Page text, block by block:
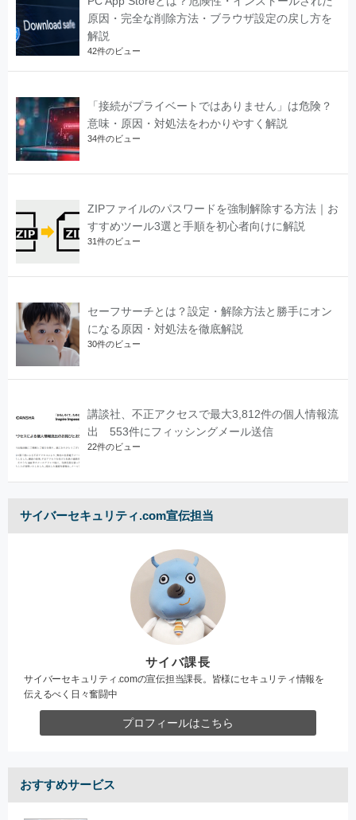
原因・完全な削除方法・ブラウザ設定の戻し方を
解説
42件のビュー
「接続がプライベートではありません」は危険？
意味・原因・対処法をわかりやすく解説
34件のビュー
ZIPファイルのパスワードを強制解除する方法｜お
すすめツール3選と手順を初心者向けに解説
31件のビュー
セーフサーチとは？設定・解除方法と勝手にオン
になる原因・対処法を徹底解説
30件のビュー
講談社、不正アクセスで最大3,812件の個人情報流
出 553件にフィッシングメール送信
22件のビュー
サイバーセキュリティ.com宣伝担当
サイバ課長
サイバーセキュリティ.comの宣伝担当課長。皆様にセキュリティ情報を
伝えるべく日々奮闘中
プロフィールはこちら
おすすめサービス